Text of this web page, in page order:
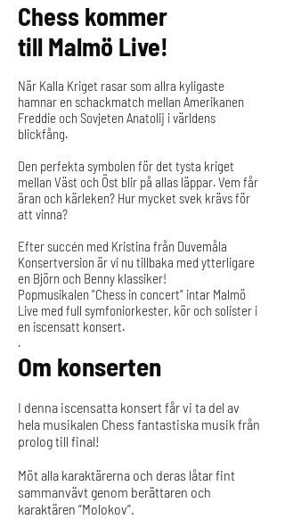
Chess kommer
till Malmö Live!
När Kalla Kriget rasar som allra kyligaste
hamnar en schackmatch mellan Amerikanen
Freddie och Sovjeten Anatolij i världens
blickfång.
Den perfekta symbolen för det tysta kriget
mellan Väst och Öst blir på allas läppar. Vem får
äran och kärleken? Hur mycket svek krävs för
att vinna?
Efter succén med Kristina från Duvemåla
Konsertversion är vi nu tillbaka med ytterligare
en Björn och Benny klassiker!
Popmusikalen ”Chess in concert” intar Malmö
Live med full symfoniorkester, kör och solister i
en iscensatt konsert.
.
Om konserten
I denna iscensatta konsert får vi ta del av
hela musikalen Chess fantastiska musik från
prolog till final!
Möt alla karaktärerna och deras låtar fint
sammanvävt genom berättaren och
karaktären ”Molokov”.